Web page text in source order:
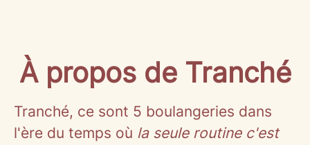
À propos de Tranché
Tranché, ce sont 5 boulangeries dans
l'ère du temps où la seule routine c'est